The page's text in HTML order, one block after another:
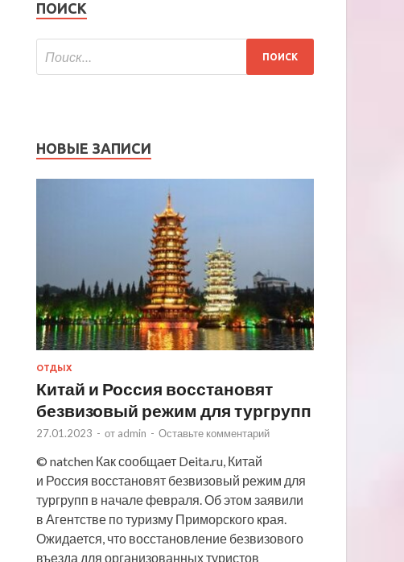
ПОИСК
НОВЫЕ ЗАПИСИ
ОТДЫХ
Китай и Россия восстановят
безвизовый режим для тургрупп
27.01.2023 - от admin - Оставьте комментарий
© natchen Как сообщает Deita.ru, Китай
и Россия восстановят безвизовый режим для
тургрупп в начале февраля. Об этом заявили
в Агентстве по туризму Приморского края.
Ожидается, что восстановление безвизового
въезда для организованных туристов